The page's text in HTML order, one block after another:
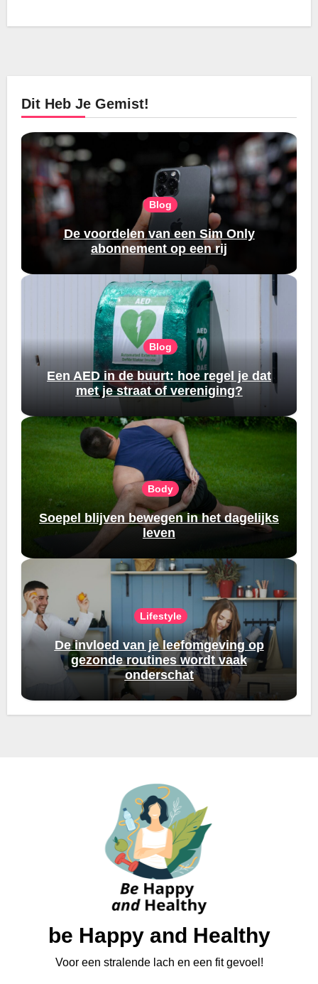
Dit Heb Je Gemist!
Blog
De voordelen van een Sim Only
abonnement op een rij
Blog
Een AED in de buurt: hoe regel je dat
met je straat of vereniging?
Body
Soepel blijven bewegen in het dagelijks
leven
Lifestyle
De invloed van je leefomgeving op
gezonde routines wordt vaak
onderschat
be Happy and Healthy
Voor een stralende lach en een fit gevoel!